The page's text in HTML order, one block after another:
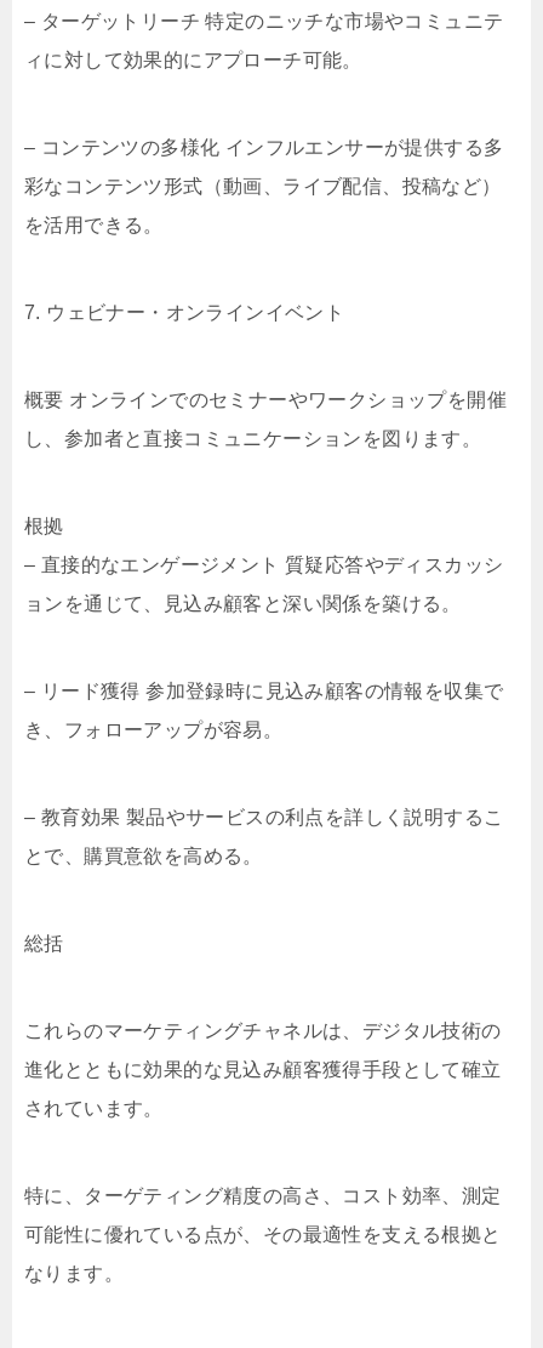
– ターゲットリーチ 特定のニッチな市場やコミュニテ
ィに対して効果的にアプローチ可能。
– コンテンツの多様化 インフルエンサーが提供する多
彩なコンテンツ形式（動画、ライブ配信、投稿など）
を活用できる。
7. ウェビナー・オンラインイベント
概要 オンラインでのセミナーやワークショップを開催
し、参加者と直接コミュニケーションを図ります。
根拠
– 直接的なエンゲージメント 質疑応答やディスカッシ
ョンを通じて、見込み顧客と深い関係を築ける。
– リード獲得 参加登録時に見込み顧客の情報を収集で
き、フォローアップが容易。
– 教育効果 製品やサービスの利点を詳しく説明するこ
とで、購買意欲を高める。
総括
これらのマーケティングチャネルは、デジタル技術の
進化とともに効果的な見込み顧客獲得手段として確立
されています。
特に、ターゲティング精度の高さ、コスト効率、測定
可能性に優れている点が、その最適性を支える根拠と
なります。